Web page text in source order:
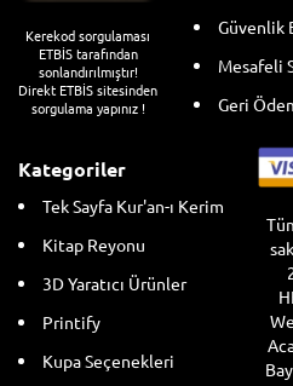
Kerekod sorgulaması
ETBİS tarafından
sonlandırılmıştır!
Direkt ETBİS sitesinden
sorgulama yapınız !
Güvenlik
Mesafeli
Geri
Kategoriler
Tek Sayfa Kur'an-ı Kerim
Kitap Reyonu
3D Yaratıcı Ürünler
Printify
Kupa Seçenekleri